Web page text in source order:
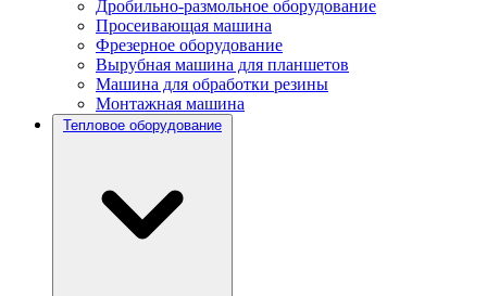
Дробильно-размольное оборудование
Просеивающая машина
Фрезерное оборудование
Вырубная машина для планшетов
Машина для обработки резины
Монтажная машина
Тепловое оборудование